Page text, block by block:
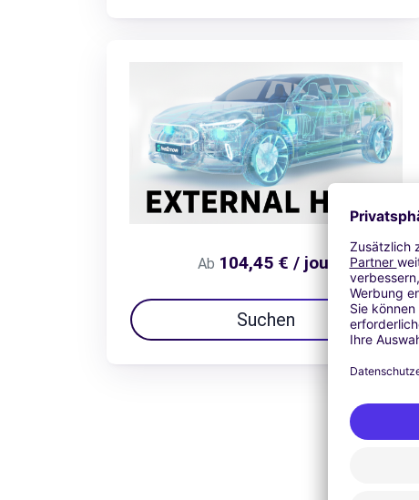
Ab 104,45 € / jour
Suchen